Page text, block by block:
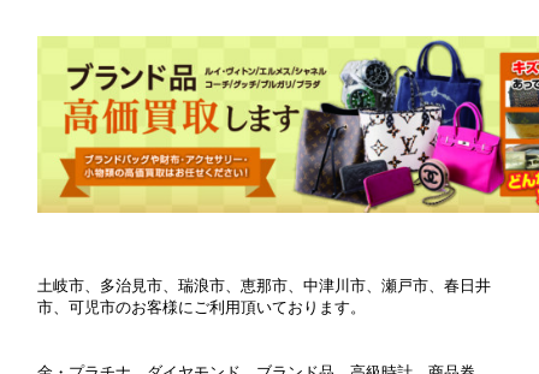
土岐市、多治見市、瑞浪市、恵那市、中津川市、瀬戸市、春日井
市、可児市のお客様にご利用頂いております。